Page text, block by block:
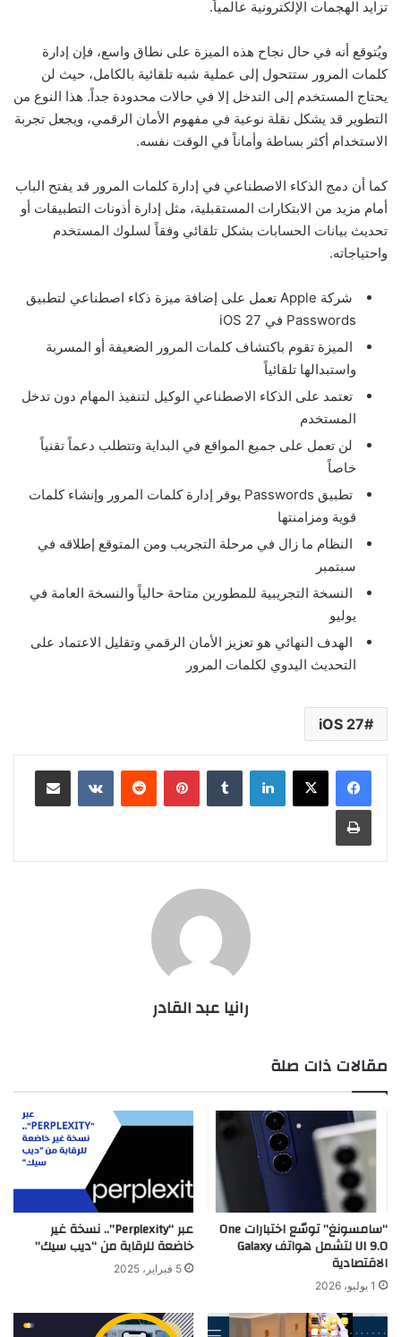
تزايد الهجمات الإلكترونية عالمياً.
ويُتوقع أنه في حال نجاح هذه الميزة على نطاق واسع، فإن إدارة
كلمات المرور ستتحول إلى عملية شبه تلقائية بالكامل، حيث لن
يحتاج المستخدم إلى التدخل إلا في حالات محدودة جداً. هذا النوع من
التطوير قد يشكل نقلة نوعية في مفهوم الأمان الرقمي، ويجعل تجربة
الاستخدام أكثر بساطة وأماناً في الوقت نفسه.
كما أن دمج الذكاء الاصطناعي في إدارة كلمات المرور قد يفتح الباب
أمام مزيد من الابتكارات المستقبلية، مثل إدارة أذونات التطبيقات أو
تحديث بيانات الحسابات بشكل تلقائي وفقاً لسلوك المستخدم
واحتياجاته.
شركة Apple تعمل على إضافة ميزة ذكاء اصطناعي لتطبيق
Passwords في iOS 27
الميزة تقوم باكتشاف كلمات المرور الضعيفة أو المسربة
واستبدالها تلقائياً
تعتمد على الذكاء الاصطناعي الوكيل لتنفيذ المهام دون تدخل
المستخدم
لن تعمل على جميع المواقع في البداية وتتطلب دعماً تقنياً
خاصاً
تطبيق Passwords يوفر إدارة كلمات المرور وإنشاء كلمات
قوية ومزامنتها
النظام ما زال في مرحلة التجريب ومن المتوقع إطلاقه في
سبتمبر
النسخة التجريبية للمطورين متاحة حالياً والنسخة العامة في
يوليو
الهدف النهائي هو تعزيز الأمان الرقمي وتقليل الاعتماد على
التحديث اليدوي لكلمات المرور
iOS 27
لينكدإن بينتيريست مشاركة عبر البريد
طباعة
رانيا عبد القادر
مقالات ذات صلة
“سامسونغ” توسّع اختبارات One
UI 9.0 لتشمل هواتف Galaxy
الاقتصادية
1 يوليو، 2026
عبر “Perplexity”.. نسخة غير
خاضعة للرقابة من “ديب سيك”
5 فبراير، 2025